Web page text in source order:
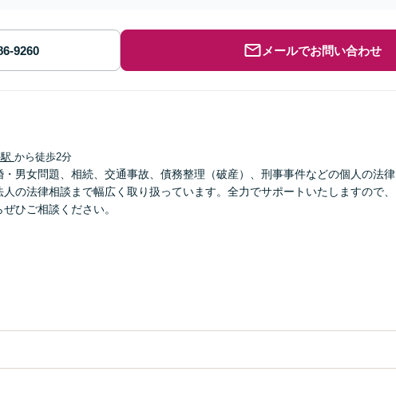
メールでお問い合わせ
から徒歩2分
・男女問題、相続、交通事故、債務整理（破産）、刑事事件などの個人の法律
の法律相談まで幅広く取り扱っています。全力でサポートいたしますので、
ひご相談ください。